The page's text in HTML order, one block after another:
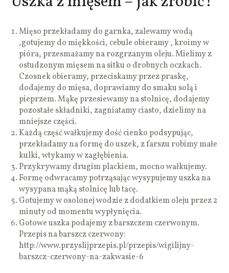
Mięso przekładamy do garnka, zalewamy wodą
,gotujemy do miękkości, cebule obieramy , kroimy w
pióra, przesmażamy na rozgrzanym oleju. Mielimy z
ostudzonym mięsem na sitku o drobnych oczkach.
Czosnek obieramy, przeciskamy przez praskę,
dodajemy do mięsa, doprawiamy do smaku solą i
pieprzem. Mąkę przesiewamy na stolnicę, dodajemy
pozostałe składniki, zagniatamy ciasto, dzielimy na
mniejsze części.
Każdą część wałkujemy dość cienko podsypując,
przekładamy na formę do uszek, z farszu robimy małe
kulki, wtykamy w zagłębienia.
Przykrywamy drugim plackiem, mocno wałkujemy.
Formę odwracamy potrząsając wysypujemy uszka na
wysypana mąką stolnicę lub tacę.
Gotujemy w osolonej wodzie z dodatkiem oleju przez 2
minuty od momentu wypłynięcia.
Gotowe uszka podajemy z barszczem czerwonym.
Przepis na barszcz czerwony:
http://www.przyslijprzepis.pl/przepis/wigilijny-
barszcz-czerwony-na-zakwasie-6